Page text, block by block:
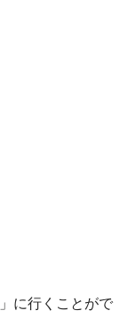
」に行くことがで